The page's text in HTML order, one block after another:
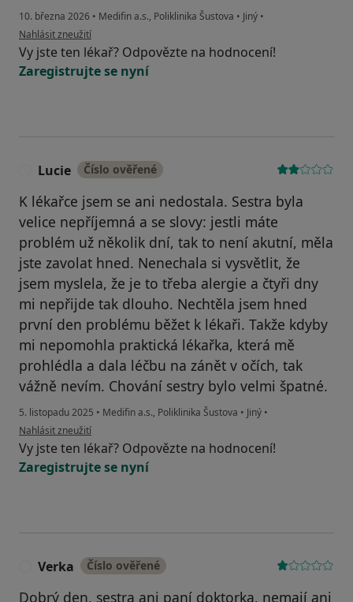
10. března 2026 • Medifin a.s., Poliklinika Šustova • Jiný •
podle názoru uživatele Martina
Nahlásit zneužití
Vy jste ten lékař? Odpovězte na hodnocení!
Zaregistrujte se nyní
Lucie Číslo ověřené
K lékařce jsem se ani nedostala. Sestra byla
velice nepříjemná a se slovy: jestli máte
problém už několik dní, tak to není akutní, měla
jste zavolat hned. Nenechala si vysvětlit, že
jsem myslela, že je to třeba alergie a čtyři dny
mi nepřijde tak dlouho. Nechtěla jsem hned
první den problému běžet k lékaři. Takže kdyby
mi nepomohla praktická lékařka, která mě
prohlédla a dala léčbu na zánět v očích, tak
vážně nevím. Chování sestry bylo velmi špatné.
5. listopadu 2025 • Medifin a.s., Poliklinika Šustova • Jiný •
podle názoru uživatele Lucie
Nahlásit zneužití
Vy jste ten lékař? Odpovězte na hodnocení!
Zaregistrujte se nyní
Verka Číslo ověřené
Dobrý den, sestra ani paní doktorka, nemají ani